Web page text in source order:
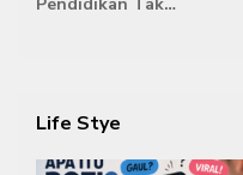
Life Stye